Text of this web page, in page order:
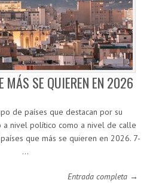
MÁS SE QUIEREN EN 2026
de países que destacan por su
a nivel político como a nivel de calle
que más se quieren en 2026. 7-
…
Entrada completa →